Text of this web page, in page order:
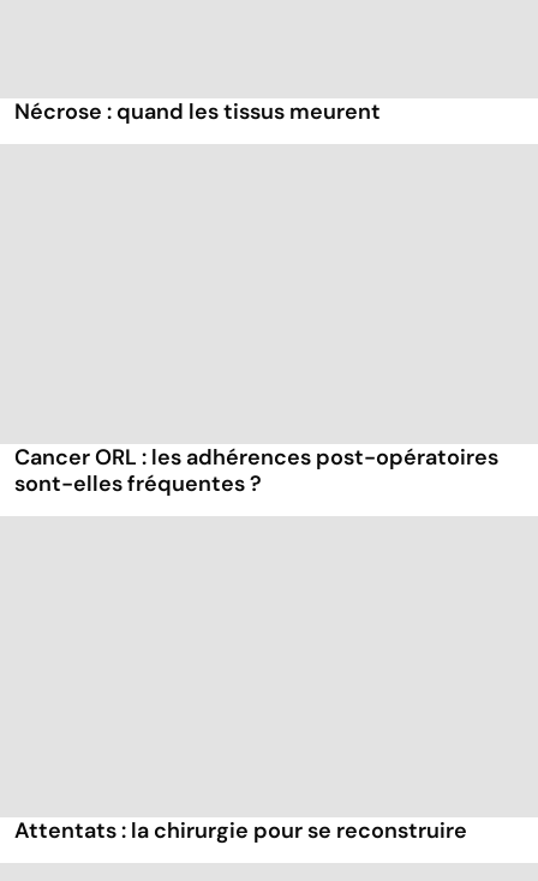
Nécrose : quand les tissus meurent
Cancer ORL : les adhérences post-opératoires
sont-elles fréquentes ?
Attentats : la chirurgie pour se reconstruire